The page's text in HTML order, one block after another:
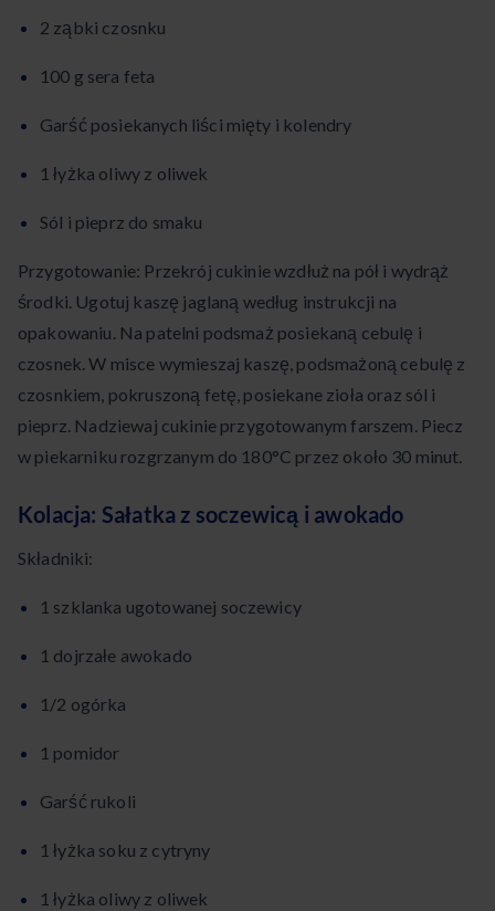
2 ząbki czosnku
100 g sera feta
Garść posiekanych liści mięty i kolendry
1 łyżka oliwy z oliwek
Sól i pieprz do smaku
Przygotowanie: Przekrój cukinie wzdłuż na pół i wydrąż
środki. Ugotuj kaszę jaglaną według instrukcji na
opakowaniu. Na patelni podsmaż posiekaną cebulę i
czosnek. W misce wymieszaj kaszę, podsmażoną cebulę z
czosnkiem, pokruszoną fetę, posiekane zioła oraz sól i
pieprz. Nadziewaj cukinie przygotowanym farszem. Piecz
w piekarniku rozgrzanym do 180°C przez około 30 minut.
Kolacja: Sałatka z soczewicą i awokado
Składniki:
1 szklanka ugotowanej soczewicy
1 dojrzałe awokado
1/2 ogórka
1 pomidor
Garść rukoli
1 łyżka soku z cytryny
1 łyżka oliwy z oliwek